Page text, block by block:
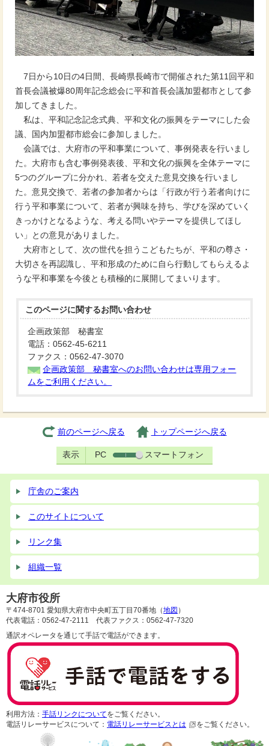
7日から10日の4日間、長崎県長崎市で開催された第11回平和
首長会議被爆80周年記念総会に平和首長会議加盟都市として参
加してきました。
私は、平和記念記念式典、平和文化の振興をテーマにした会
議、国内加盟都市総会に参加しました。
会議では、大府市の平和事業について、事例発表を行いまし
た。大府市も含む事例発表後、平和文化の振興を全体テーマに
5つのグループに分かれ、若者を交えた意見交換を行いまし
た。意見交換で、若者の参加者からは「行政が行う若者向けに
行う平和事業について、若者が興味を持ち、学びを深めていく
きっかけとなるような、考える問いやテーマを提供してほし
い」との意見がありました。
大府市として、次の世代を担うこどもたちが、平和の尊さ・
大切さを再認識し、平和形成のために自ら行動してもらえるよ
うな平和事業を今後とも積極的に展開してまいります。
このページに関するお問い合わせ
企画政策部 秘書室
電話：0562-45-6211
ファクス：0562-47-3070
企画政策部 秘書室へのお問い合わせは専用フォー
ムをご利用ください。
前のページへ戻る トップページへ戻る
表示 PC スマートフォン
庁舎のご案内
このサイトについて
リンク集
組織一覧
大府市役所
〒474-8701 愛知県大府市中央町五丁目70番地（地図 ）
代表電話：0562-47-2111 代表ファクス：0562-47-7320
通訳オペレータを通じて手話で電話ができます。
利用方法： 手話リンクについてをご覧ください。
電話リレーサービスについて： 電話リレーサービスとは をご覧ください。